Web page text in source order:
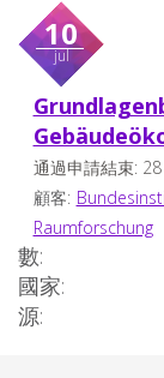
10
jul
通過申請結束:
顧客:
Raumforschung
數:
國家:
源: